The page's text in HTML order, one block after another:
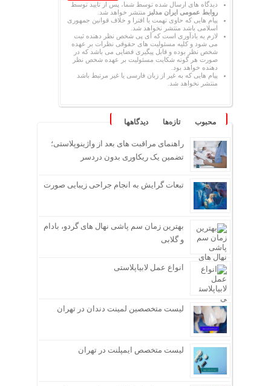
دیدگاه های ارسال شده توسط شما، پس از تایید توسط
روابط عمومی ایران مدلبز منتشر خواهد شد.
پیام هایی که حاوی تهمت یا افترا و خلاف قوانین جمهوری
اسلامی باشد منتشر نخواهد شد.
لازم به یادآوری است که آی پی شخص نظر دهنده ثبت
می شود و کلیه مسئولیت های حقوقی نظرات بر عهده
شخص نظر بوده و قابل پیگیری قضایی می باشد که در
صورت هر گونه شکایت مسئولیت بر عهده شخص نظر
دهنده خواهد بود.
پیام هایی که به غیر از زبان فارسی یا غیر مرتبط باشد
منتشر نخواهد شد.
محبوب تازه‌ها دیدگاهها
راهنمای مراقبت های بعد از واژینوپلاستی؛
تضمین یک ریکاوری بدون دردسر
تبعات گرایش به انجام جراحی زیبایی صورت
بهترین زمان سم پاشی نهال های گردو، بادام
و گلابی
انواع عمل لابیاپلاستی
لیست متخصصین لمینت دندان در تهران
لیست متخصص ایمپلنت در تهران